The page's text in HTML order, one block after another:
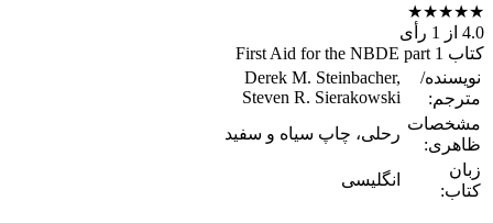
★
★
★
★
★
4.0 از 1 رأی
کتاب First Aid for the NBDE part 1
نویسنده/
مترجم:
Derek M. Steinbacher,
Steven R. Sierakowski
مشخصات
ظاهری:
رحلی، چاپ سیاه و سفید
زبان
کتاب:
انگلیسی